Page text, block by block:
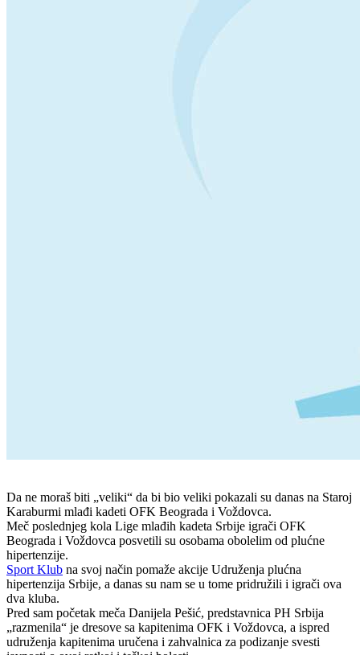
Da ne moraš biti „veliki“ da bi bio veliki pokazali su danas na Staroj
Karaburmi mlađi kadeti OFK Beograda i Voždovca.
Meč poslednjeg kola Lige mlađih kadeta Srbije igrači OFK
Beograda i Voždovca posvetili su osobama obolelim od plućne
hipertenzije.
Sport Klub na svoj način pomaže akcije Udruženja plućna
hipertenzija Srbije, a danas su nam se u tome pridružili i igrači ova
dva kluba.
Pred sam početak meča Danijela Pešić, predstavnica PH Srbija
„razmenila“ je dresove sa kapitenima OFK i Voždovca, a ispred
udruženja kapitenima uručena i zahvalnica za podizanje svesti